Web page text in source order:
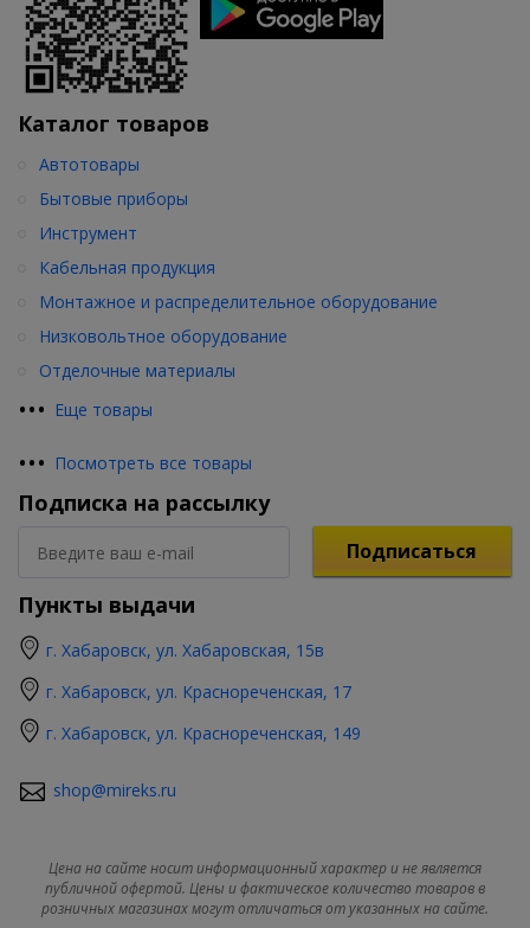
Каталог товаров
••• Еще товары
Автотовары
Бытовые приборы
Инструмент
Кабельная продукция
Монтажное и распределительное оборудование
Низковольтное оборудование
Отделочные материалы
••• Посмотреть все товары
Подписка на рассылку
Подписаться
Пункты выдачи
г. Хабаровск, ул. Хабаровская, 15в
г. Хабаровск, ул. Краснореченская, 17
г. Хабаровск, ул. Краснореченская, 149
shop@mireks.ru
Цена на сайте носит информационный характер и не является
публичной офертой. Цены и фактическое количество товаров в
розничных магазинах могут отличаться от указанных на сайте.